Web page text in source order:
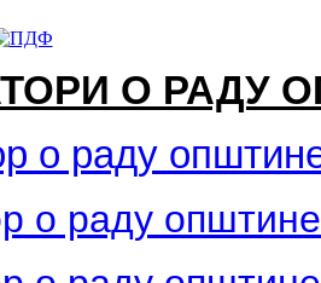
О РАДУ
о раду
о раду